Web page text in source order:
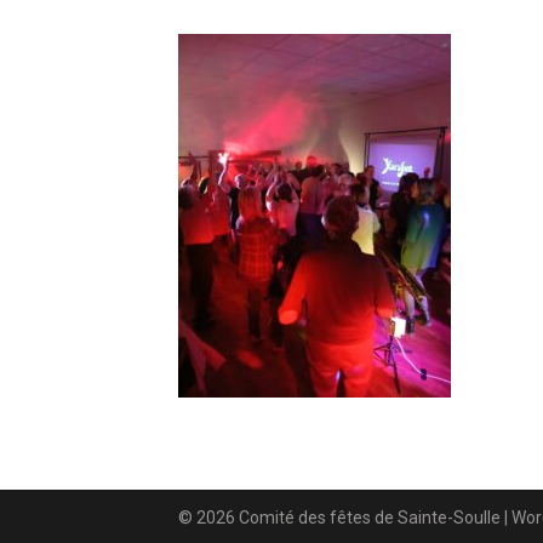
© 2026 Comité des fêtes de Sainte-Soulle |